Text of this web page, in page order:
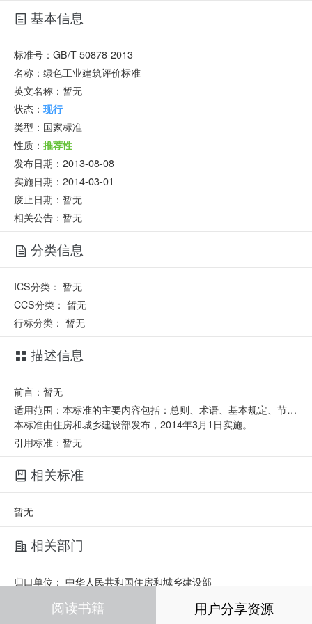
基本信息
标准号： GB/T 50878-2013
名称： 绿色工业建筑评价标准
英文名称： 暂无
状态： 现行
类型： 国家标准
性质： 推荐性
发布日期： 2013-08-08
实施日期： 2014-03-01
废止日期： 暂无
相关公告：暂无
分类信息
ICS分类： 暂无
CCS分类： 暂无
行标分类： 暂无
描述信息
前言：暂无
适用范围：本标准的主要内容包括：总则、术语、基本规定、节地与可持续发展场地、节能与能源利用、节水与水资源利用、节材与材料资源利用、室外环境与污染物控制、室内环境与职业健康、运行管理、技术进步与创新。
本标准由住房和城乡建设部发布，2014年3月1日实施。
引用标准：暂无
相关标准
暂无
相关部门
归口单位： 中华人民共和国住房和城乡建设部
中国建筑科学研究院
阅读书籍 用户分享资源